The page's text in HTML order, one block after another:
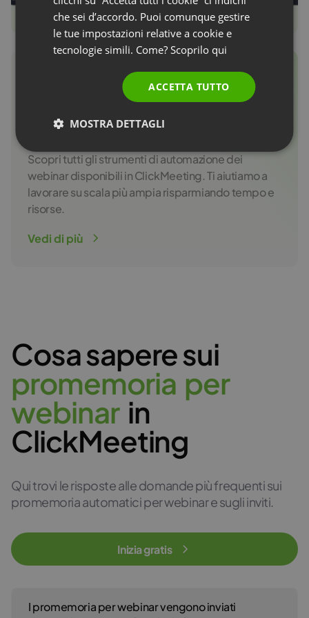
Scopri come ottenere il 100%
dall’automazione in
ClickMeeting
Scopri tutti gli strumenti di automazione dei
webinar disponibili in ClickMeeting. Ti aiutiamo a
lavorare su scala più ampia risparmiando tempo e
risorse.
Vedi di più
Cosa sapere sui
promemoria per
webinar in
ClickMeeting
Qui trovi le risposte alle domande più frequenti sui
promemoria automatici per webinar e sugli inviti.
Inizia gratis
I promemoria per webinar vengono inviati
RUSSIAN
SPANISH
PORTUGUESE
che sei d’accordo. Puoi comunque gestire
le tue impostazioni relative a cookie e
tecnologie simili. Come? Scoprilo qui
ACCETTA TUTTO
MOSTRA DETTAGLI